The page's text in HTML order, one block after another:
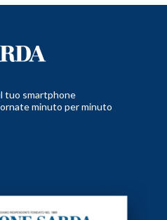
tuo smartphone
minuto per minuto